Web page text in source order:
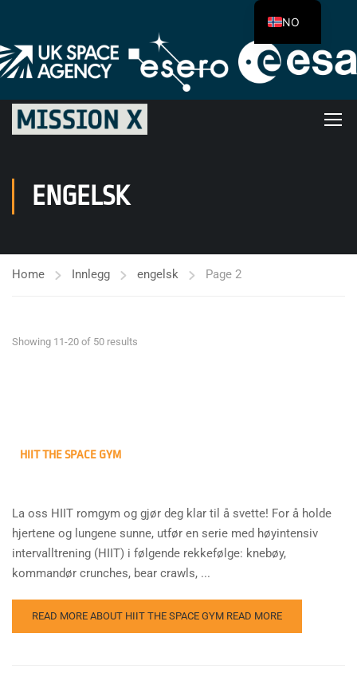
ENGELSK
Home Innlegg engelsk Page 2
Showing 11-20 of 50 results
HIIT THE SPACE GYM
La oss HIIT romgym og gjør deg klar til å svette! For å holde
hjertene og lungene sunne, utfør en serie med høyintensiv
intervalltrening (HIIT) i følgende rekkefølge: knebøy,
kommandør crunches, bear crawls, ...
READ MORE ABOUT HIIT THE SPACE GYM READ MORE
NO